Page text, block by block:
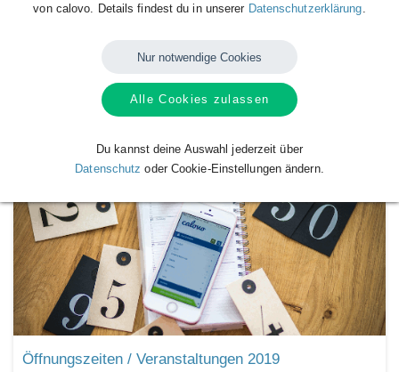
VerfügbareKalendervonApfelweinhof
Öffnungszeiten / Veranstaltungen 2019
von calovo. Details findest du in unserer Datenschutzerklärung
Nur notwendige Cookies
Alle Cookies zulassen
Du kannst deine Auswahl jederzeit über
Datenschutz oder Cookie-Einstellungen ändern.